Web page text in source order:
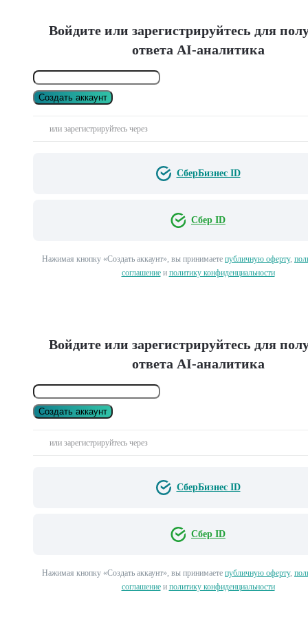
Войдите или зарегистрируйтесь для
ответа AI-аналитика
Создать аккаунт
или зарегистрируйтесь через
СберБизнес ID
Сбер ID
Нажимая кнопку «Создать аккаунт», вы принимаете публичную оферту,
соглашениеи политику конфиденциальности
Войдите или зарегистрируйтесь для
ответа AI-аналитика
Создать аккаунт
или зарегистрируйтесь через
СберБизнес ID
Сбер ID
Нажимая кнопку «Создать аккаунт», вы принимаете публичную оферту,
соглашениеи политику конфиденциальности